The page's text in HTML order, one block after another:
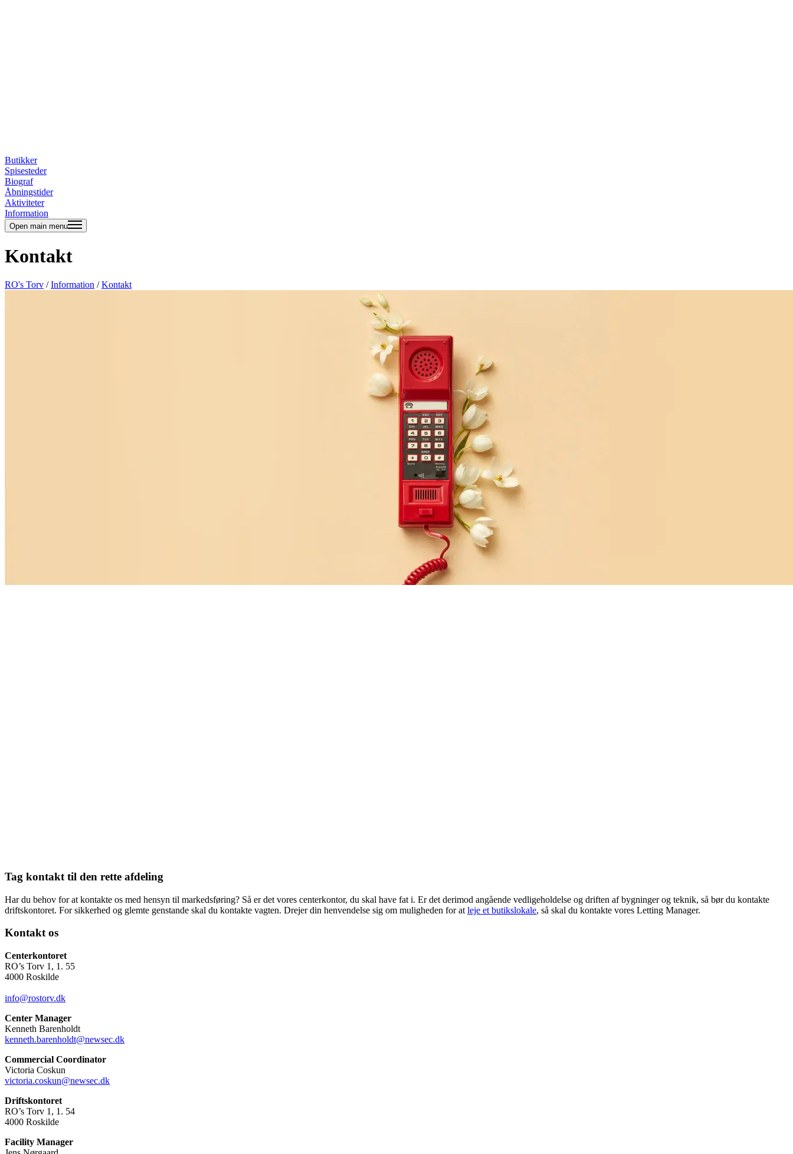
Butikker
Spisesteder
Biograf
Åbningstider
Aktiviteter
Information
Open main menu
Kontakt
RO's Torv /Information /Kontakt
Tag kontakt til den rette afdeling
Har du behov for at kontakte os med hensyn til markedsføring? Så er det vores centerkontor, du skal have fat i. Er det derimod angående vedligeholdelse og driften af bygninger og teknik, så bør du kontakte
driftskontoret. For sikkerhed og glemte genstande skal du kontakte vagten. Drejer din henvendelse sig om muligheden for at leje et butikslokale, så skal du kontakte vores Letting Manager.
Kontakt os
Centerkontoret
RO’s Torv 1, 1. 55
4000 Roskilde
info@rostorv.dk
Center Manager
Kenneth Barenholdt
kenneth.barenholdt@newsec.dk
Commercial Coordinator
Victoria Coskun
victoria.coskun@newsec.dk
Driftskontoret
RO’s Torv 1, 1. 54
4000 Roskilde
Facility Manager